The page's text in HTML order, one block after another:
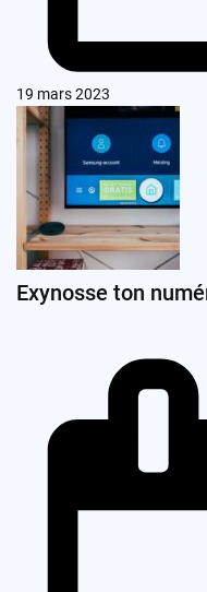
19 mars 2023
Exynosse ton